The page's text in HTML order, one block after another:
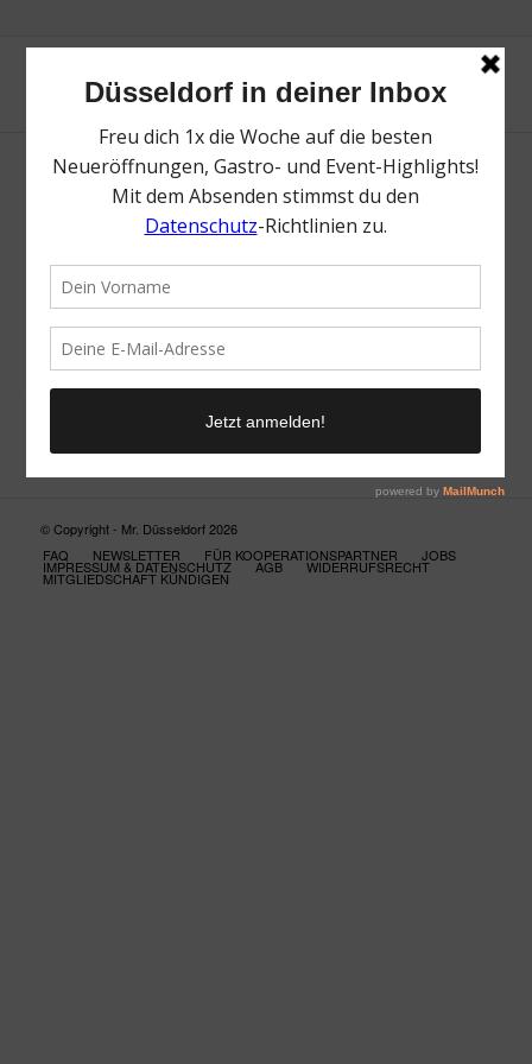
Neue Suche
Suchergebnis nicht zufriedenstellend? Versuche es mal mit
einem Wortteil oder einer anderen Schreibweise.
© Copyright - Mr. Düsseldorf 2026
FAQ
NEWSLETTER FÜR KOOPERATIONSPARTNER JOBS
IMPRESSUM & DATENSCHUTZ AGB WIDERRUFSRECHT
MITGLIEDSCHAFT KÜNDIGEN